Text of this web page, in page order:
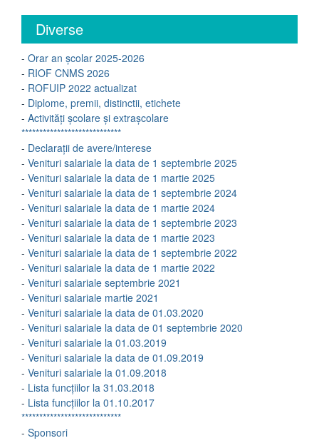
Diverse
- Orar an școlar 2025-2026
- RIOF CNMS 2026
- ROFUIP 2022 actualizat
- Diplome, premii, distinctii, etichete
- Activități școlare și extrașcolare
****************************
- Declarații de avere/interese
- Venituri salariale la data de 1 septembrie 2025
- Venituri salariale la data de 1 martie 2025
- Venituri salariale la data de 1 septembrie 2024
- Venituri salariale la data de 1 martie 2024
- Venituri salariale la data de 1 septembrie 2023
- Venituri salariale la data de 1 martie 2023
- Venituri salariale la data de 1 septembrie 2022
- Venituri salariale la data de 1 martie 2022
- Venituri salariale septembrie 2021
- Venituri salariale martie 2021
- Venituri salariale la data de 01.03.2020
- Venituri salariale la data de 01 septembrie 2020
- Venituri salariale la 01.03.2019
- Venituri salariale la data de 01.09.2019
- Venituri salariale la 01.09.2018
- Lista funcțiilor la 31.03.2018
- Lista funcțiilor la 01.10.2017
****************************
- Sponsori